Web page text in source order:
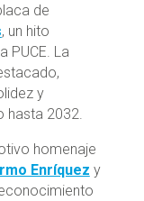
de
, un hito
PUCE. La
y
2032.
homenaje
Enríquez y